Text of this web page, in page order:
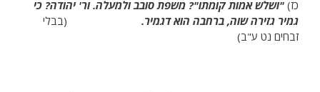
כז) "ושלש אמות קומתו"? משפת סובב ולמעלה. ור' יהודה? כי
גמיר גזירה שוה, ברחבה הוא דגמיר.
(בבלי
זבחים נט ע"ב)